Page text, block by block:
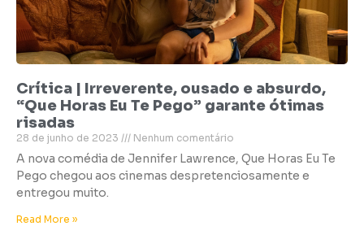
Crítica | Irreverente, ousado e absurdo,
“Que Horas Eu Te Pego” garante ótimas
risadas
28 de junho de 2023 Nenhum comentário
A nova comédia de Jennifer Lawrence, Que Horas Eu Te
Pego chegou aos cinemas despretenciosamente e
entregou muito.
Read More »